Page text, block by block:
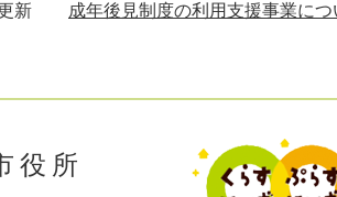
新 成年後見制度の利用支援事業につ
役所